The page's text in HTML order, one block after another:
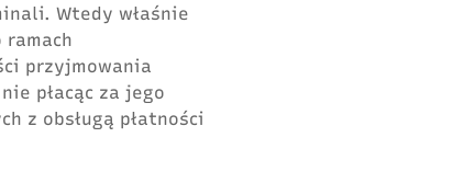
Wtedy właśnie
ramach
przyjmowania
płacąc za jego
z obsługą płatności